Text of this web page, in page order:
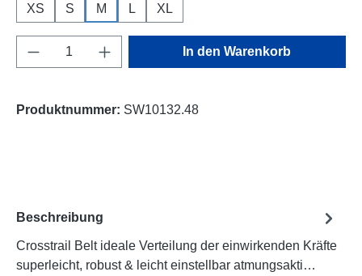
XS S M L XL
Produkt Anzahl: Gib den gewünschten
In den Warenkorb
Produktnummer: SW10132.48
Beschreibung
Crosstrail Belt ideale Verteilung der einwirkenden Kräfte
superleicht, robust & leicht einstellbar atmungsakti…